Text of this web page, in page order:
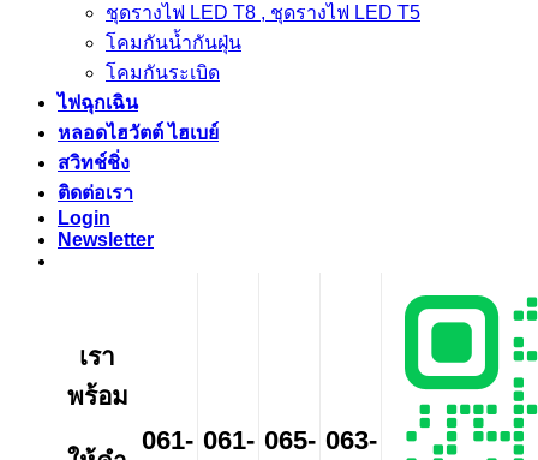
ชุดรางไฟ LED T8 , ชุดรางไฟ LED T5
โคมกันน้ำกันฝุ่น
โคมกันระเบิด
ไฟฉุกเฉิน
หลอดไฮวัตต์ ไฮเบย์
สวิทช์ชิ่ง
ติดต่อเรา
Login
Newsletter
เรา
พร้อม
061- 061- 065- 063-